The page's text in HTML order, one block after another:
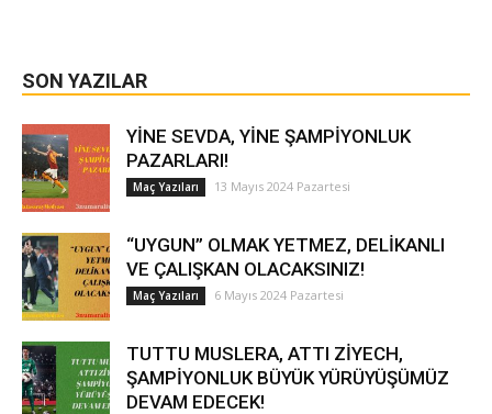
SON YAZILAR
YİNE SEVDA, YİNE ŞAMPİYONLUK
PAZARLARI!
Maç Yazıları 13 Mayıs 2024 Pazartesi
“UYGUN” OLMAK YETMEZ, DELİKANLI
VE ÇALIŞKAN OLACAKSINIZ!
Maç Yazıları 6 Mayıs 2024 Pazartesi
TUTTU MUSLERA, ATTI ZİYECH,
ŞAMPİYONLUK BÜYÜK YÜRÜYÜŞÜMÜZ
DEVAM EDECEK!